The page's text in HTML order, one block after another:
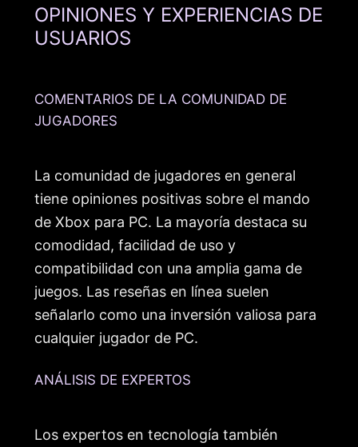
OPINIONES Y EXPERIENCIAS DE
USUARIOS
COMENTARIOS DE LA COMUNIDAD DE
JUGADORES
La comunidad de jugadores en general
tiene opiniones positivas sobre el mando
de Xbox para PC. La mayoría destaca su
comodidad, facilidad de uso y
compatibilidad con una amplia gama de
juegos. Las reseñas en línea suelen
señalarlo como una inversión valiosa para
cualquier jugador de PC.
ANÁLISIS DE EXPERTOS
Los expertos en tecnología también